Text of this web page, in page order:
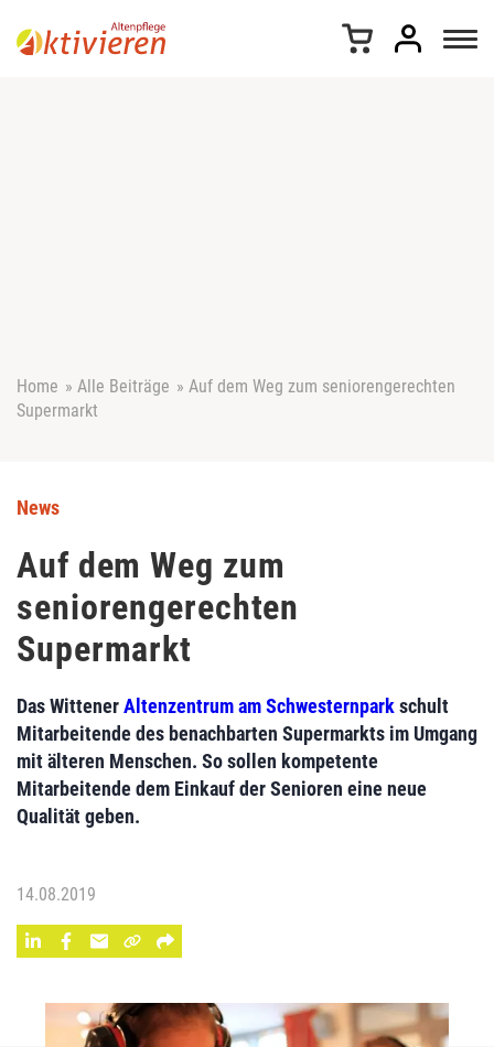
Home » Alle Beiträge » Auf dem Weg zum seniorengerechten
Supermarkt
News
Auf dem Weg zum
seniorengerechten
Supermarkt
Das WittenerAltenzentrum am Schwesternparkschult
Mitarbeitende des benachbarten Supermarkts im Umgang
mit älteren Menschen. So sollen kompetente
Mitarbeitende dem Einkauf der Senioren eine neue
Qualität geben.
14.08.2019